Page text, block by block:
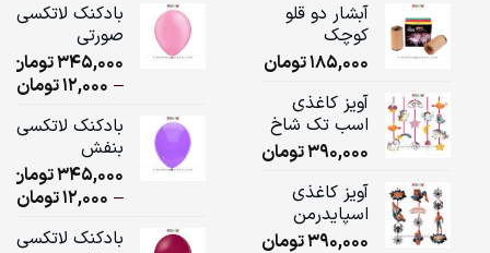
آبشار دو قلو
کوچک
185,000تومان
آویز کاغذی
اسب تک شاخ
390,000تومان
آویز کاغذی
اسپایدرمن
390,000تومان
بادکنک لاتکسی
صورتی
345,000تومان
–
12,000تومان
بادکنک لاتکسی
بنفش
345,000تومان
–
12,000تومان
بادکنک لاتکسی